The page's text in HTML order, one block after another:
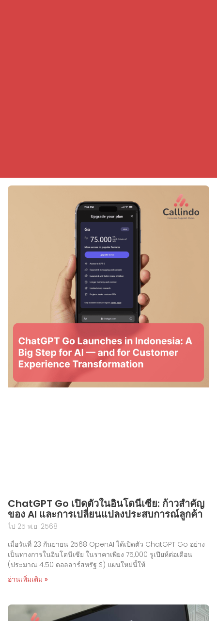
ChatGPT Go เปิดตัวในอินโดนีเซีย: ก้าวสำคัญ
ของ AI และการเปลี่ยนแปลงประสบการณ์ลูกค้า
ไป 25 พ.ย. 2568
เมื่อวันที่ 23 กันยายน 2568 OpenAI ได้เปิดตัว ChatGPT Go อย่าง
เป็นทางการในอินโดนีเซีย ในราคาเพียง 75,000 รูเปียห์ต่อเดือน
(ประมาณ 4.50 ดอลลาร์สหรัฐ $) แผนใหม่นี้ให้
อ่านเพิ่มเติม »